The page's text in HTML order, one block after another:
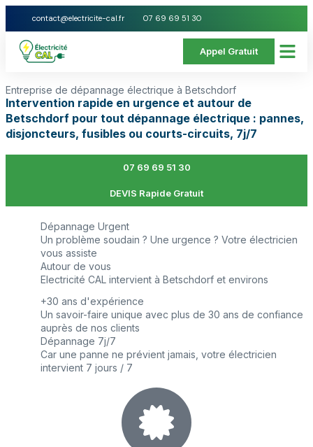
contact@electricite-cal.fr 07 69 69 51 30
Appel Gratuit
Entreprise de dépannage électrique à Betschdorf
Intervention rapide en urgence et autour de
Betschdorf pour tout dépannage électrique : pannes,
disjoncteurs, fusibles ou courts-circuits, 7j/7
07 69 69 51 30
DEVIS Rapide Gratuit
Dépannage Urgent
Un problème soudain ? Une urgence ? Votre électricien
vous assiste
Autour de vous
Electricité CAL intervient à Betschdorf et environs
+30 ans d'expérience
Un savoir-faire unique avec plus de 30 ans de confiance
auprès de nos clients
Dépannage 7j/7
Car une panne ne prévient jamais, votre électricien
intervient 7 jours / 7